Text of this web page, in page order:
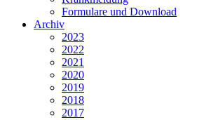
Formulare und Download
Archiv
2023
2022
2021
2020
2019
2018
2017